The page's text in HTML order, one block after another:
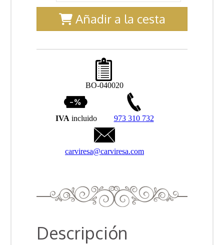
Añadir a la cesta
BO-040020
IVA incluido 973 310 732
carviresa@carviresa.com
Descripción